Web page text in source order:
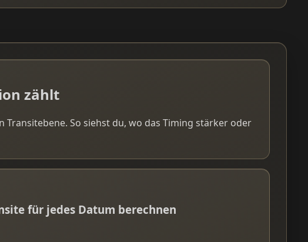
zählt
So siehst du, wo das Timing stärker oder
für jedes Datum berechnen